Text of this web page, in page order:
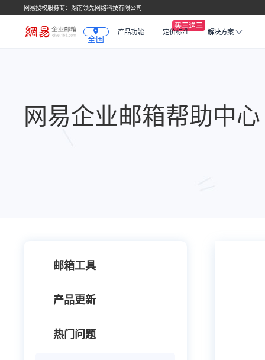
网易授权服务商：湖南领先网络科技有限公司
全国
产品功能 定价标准 解决方案
网易企业邮箱帮助中心
邮箱工具
产品更新
热门问题